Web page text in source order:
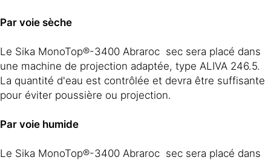
Par voie sèche
Le Sika MonoTop®-3400 Abraroc sec sera placé dans
une machine de projection adaptée, type ALIVA 246.5.
La quantité d'eau est contrôlée et devra être suffisante
pour éviter poussière ou projection.
Par voie humide
Le Sika MonoTop®-3400 Abraroc sec sera placé dans